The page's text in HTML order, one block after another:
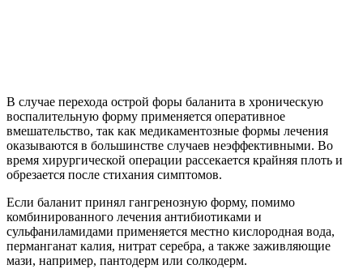
В случае перехода острой форы баланита в хроническую
воспалительную форму применяется оперативное
вмешательство, так как медикаментозные формы лечения
оказываются в большинстве случаев неэффективными. Во
время хирургической операции рассекается крайняя плоть и
обрезается после стихания симптомов.
Если баланит принял гангренозную форму, помимо
комбинированного лечения антибиотиками и
сульфаниламидами применяется местно кислородная вода,
перманганат калия, нитрат серебра, а также заживляющие
мази, например, пантодерм или солкодерм.